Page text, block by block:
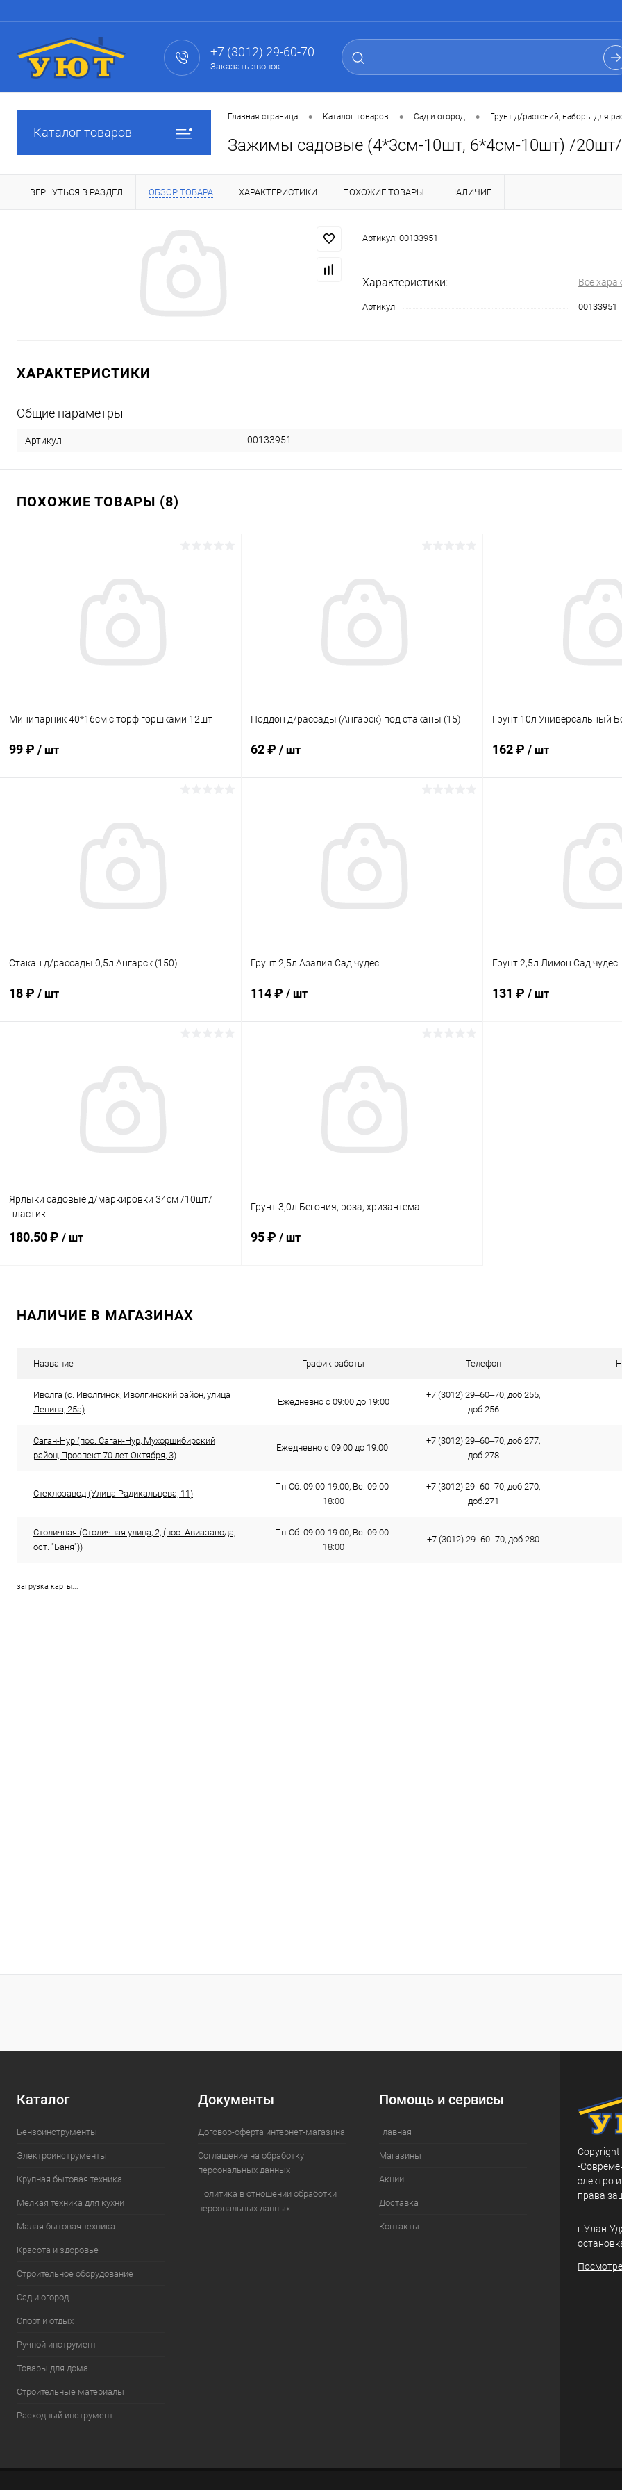
+7 (3012) 29-60-70
Заказать звонок
Каталог товаров
Главная страница • Каталог товаров • Сад и огород • Грунт д/растений, наборы для
Зажимы садовые (4*3см-10шт, 6*4см-10шт) /20шт/
ВЕРНУТЬСЯ В РАЗДЕЛ ОБЗОР ТОВАРА ХАРАКТЕРИСТИКИ ПОХОЖИЕ ТОВАРЫ НАЛИЧИЕ
Артикул: 00133951
Характеристики: Все
Артикул 00133951
ХАРАКТЕРИСТИКИ
Общие параметры
Артикул 00133951
ПОХОЖИЕ ТОВАРЫ (8)
Минипарник 40*16см с торф горшками 12шт
99 ₽ / шт
Поддон д/рассады (Ангарск) под стаканы (15)
62 ₽ / шт
Грунт 10л Универсальный
162 ₽ / шт
Стакан д/рассады 0,5л Ангарск (150)
18 ₽ / шт
Грунт 2,5л Азалия Сад чудес
114 ₽ / шт
Грунт 2,5л Лимон Сад чудес
131 ₽ / шт
Ярлыки садовые д/маркировки 34см /10шт/
пластик
180.50 ₽ / шт
Грунт 3,0л Бегония, роза, хризантема
95 ₽ / шт
НАЛИЧИЕ В МАГАЗИНАХ
Название График работы Телефон
Иволга (с. Иволгинск, Иволгинский район, улица
Ленина, 25а​)
Ежедневно с 09:00 до 19:00
+7 (3012) 29‒60‒70, доб.255,
доб.256
Саган-Нур (пос. Саган-Нур, Мухоршибирский
район, Проспект 70 лет Октября, 3)
Ежедневно с 09:00 до 19:00.
+7 (3012) 29‒60‒70, доб.277,
доб.278
Стеклозавод (​Улица Радикальцева, 11)
Пн-Сб: 09:00-19:00, Вс: 09:00-
18:00
+7 (3012) 29‒60‒70, доб.270,
доб.271
Столичная (Столичная улица, 2, ​(пос. Авиазавода,
ост. "Баня"))
Пн-Сб: 09:00-19:00, Вс: 09:00-
18:00
+7 (3012) 29‒60‒70, доб.280
загрузка карты...
Каталог
Бензоинструменты
Электроинструменты
Крупная бытовая техника
Мелкая техника для кухни
Малая бытовая техника
Красота и здоровье
Строительное оборудование
Сад и огород
Спорт и отдых
Ручной инструмент
Товары для дома
Строительные материалы
Расходный инструмент
Документы
Договор-оферта интернет-магазина
Соглашение на обработку
персональных данных
Политика в отношении обработки
персональных данных
Помощь и сервисы
Главная
Магазины
Акции
Доставка
Контакты
-
электро
права
г.Улан-